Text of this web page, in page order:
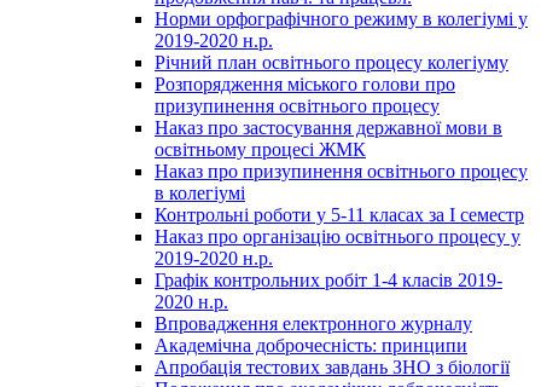
Норми орфографічного режиму в колегіумі у
2019-2020 н.р.
Річний план освітнього процесу колегіуму
Розпорядження міського голови про
призупинення освітнього процесу
Наказ про застосування державної мови в
освітньому процесі ЖМК
Наказ про призупинення освітнього процесу
в колегіумі
Контрольні роботи у 5-11 класах за І семестр
Наказ про організацію освітнього процесу у
2019-2020 н.р.
Графік контрольних робіт 1-4 класів 2019-
2020 н.р.
Впровадження електронного журналу
Академічна доброчесність: принципи
Апробація тестових завдань ЗНО з біології